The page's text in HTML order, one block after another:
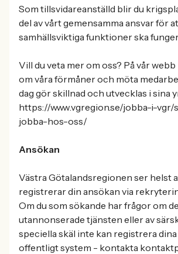
Som tillsvidareanställd blir du
del av vårt gemensamma ansvar för
samhällsviktiga funktioner ska
Vill du veta mer om oss? På vår webb
om våra förmåner och möta
dag gör skillnad och utvecklas i sina
https://www.vgregion.se/jobba-i-
jobba-hos-oss/
Ansökan
Västra Götalandsregionen ser helst
registrerar din ansökan via
Om du som sökande har frågor om
utannonserade tjänsten eller av
speciella skäl inte kan registrera
offentligt system - kontakta